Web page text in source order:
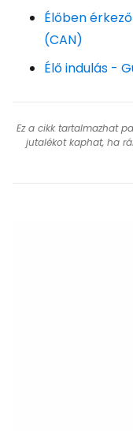
Élőben
(CAN)
Élő indulás -
Ez a cikk tartalmazhat
jutalékot kaphat, ha